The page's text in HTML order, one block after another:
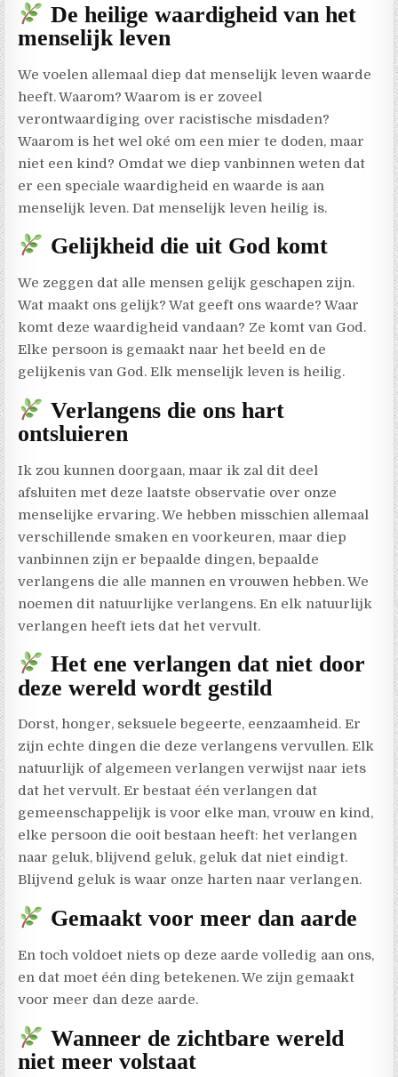
De heilige waardigheid van het
menselijk leven
We voelen allemaal diep dat menselijk leven waarde
heeft. Waarom? Waarom is er zoveel
verontwaardiging over racistische misdaden?
Waarom is het wel oké om een mier te doden, maar
niet een kind? Omdat we diep vanbinnen weten dat
er een speciale waardigheid en waarde is aan
menselijk leven. Dat menselijk leven heilig is.
Gelijkheid die uit God komt
We zeggen dat alle mensen gelijk geschapen zijn.
Wat maakt ons gelijk? Wat geeft ons waarde? Waar
komt deze waardigheid vandaan? Ze komt van God.
Elke persoon is gemaakt naar het beeld en de
gelijkenis van God. Elk menselijk leven is heilig.
Verlangens die ons hart
ontsluieren
Ik zou kunnen doorgaan, maar ik zal dit deel
afsluiten met deze laatste observatie over onze
menselijke ervaring. We hebben misschien allemaal
verschillende smaken en voorkeuren, maar diep
vanbinnen zijn er bepaalde dingen, bepaalde
verlangens die alle mannen en vrouwen hebben. We
noemen dit natuurlijke verlangens. En elk natuurlijk
verlangen heeft iets dat het vervult.
Het ene verlangen dat niet door
deze wereld wordt gestild
Dorst, honger, seksuele begeerte, eenzaamheid. Er
zijn echte dingen die deze verlangens vervullen. Elk
natuurlijk of algemeen verlangen verwijst naar iets
dat het vervult. Er bestaat één verlangen dat
gemeenschappelijk is voor elke man, vrouw en kind,
elke persoon die ooit bestaan heeft: het verlangen
naar geluk, blijvend geluk, geluk dat niet eindigt.
Blijvend geluk is waar onze harten naar verlangen.
Gemaakt voor meer dan aarde
En toch voldoet niets op deze aarde volledig aan ons,
en dat moet één ding betekenen. We zijn gemaakt
voor meer dan deze aarde.
Wanneer de zichtbare wereld
niet meer volstaat